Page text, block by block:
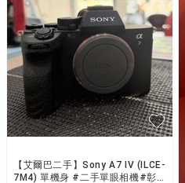
【艾爾巴二手】Sony A7 IV (ILCE-
7M4) 單機身 #二手單眼相機#彰